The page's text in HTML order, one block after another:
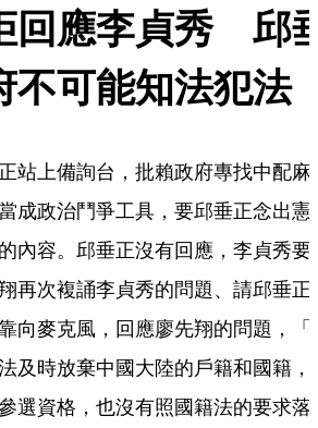
回應李貞秀　邱
不可能知法犯法
站上備詢台，批賴政府專找中配麻
成政治鬥爭工具，要邱垂正念出憲
內容。邱垂正沒有回應，李貞秀要
再次複誦李貞秀的問題、請邱垂正
向麥克風，回應廖先翔的問題，「
及時放棄中國大陸的戶籍和國籍，
選資格，也沒有照國籍法的要求落